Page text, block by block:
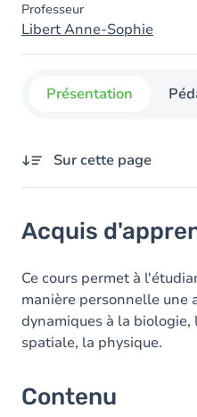
Professeur
Libert Anne-Sophie
Présentation
Sur cette page
Contenu
Table des matières
Exercices
Acquis
Ce cours permet à
manière personnelle une
dynamiques à la
spatiale, la physique.
Contenu